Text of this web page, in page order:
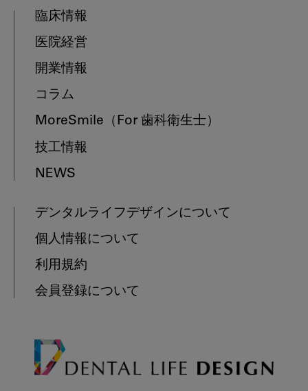
臨床情報
医院経営
開業情報
コラム
MoreSmile （For 歯科衛生士）
技工情報
NEWS
デンタルライフデザインについて
個人情報について
利用規約
会員登録について